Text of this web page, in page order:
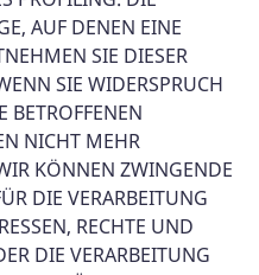
AUF DENEN EINE
SIE DIESER
SIE WIDERSPRUCH
BETROFFENEN
NICHT MEHR
KÖNNEN ZWINGENDE
DIE VERARBEITUNG
RECHTE UND
DIE VERARBEITUNG